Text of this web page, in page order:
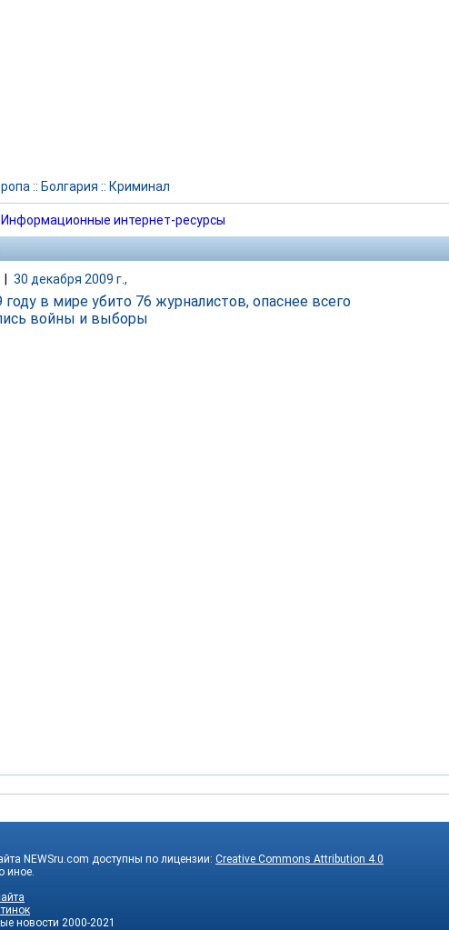
:: Болгария :: Криминал
Информационные интернет-ресурсы
30 декабря 2009 г.,
году в мире убито 76 журналистов, опаснее всего
войны и выборы
NEWSru.com доступны по лицензии: Creative Commons Attribution 4.0
иное.
новости 2000-2021